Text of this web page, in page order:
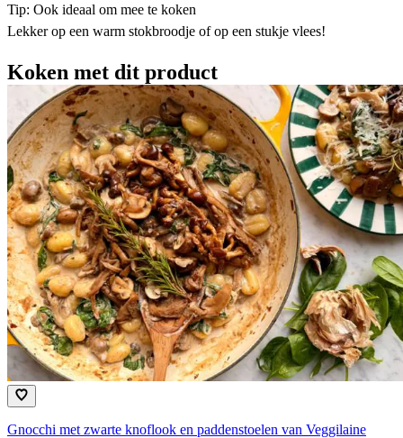
Tip: Ook ideaal om mee te koken​
Lekker op een warm stokbroodje of op een stukje vlees!​
Koken met dit product
Gnocchi met zwarte knoflook en paddenstoelen van Veggilaine